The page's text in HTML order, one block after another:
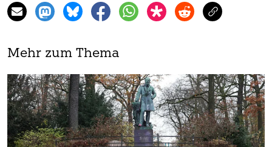
Mehr zum Thema